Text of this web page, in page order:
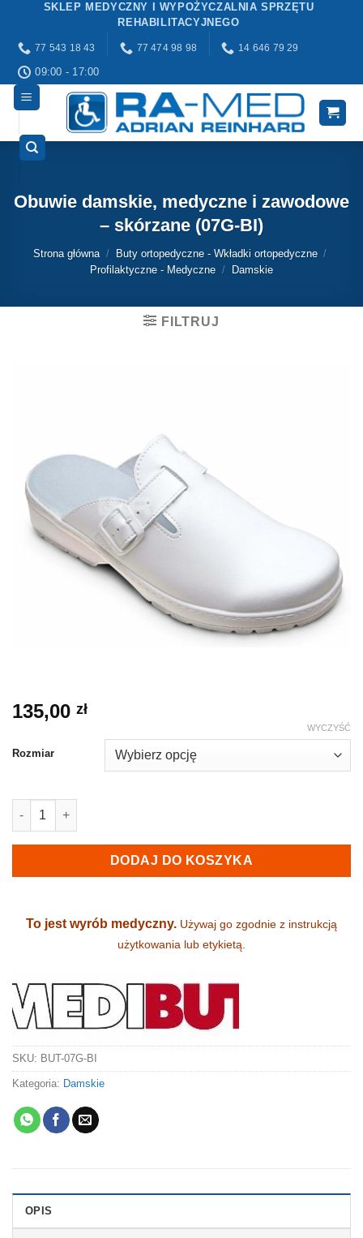
Przewiń
zawartości
SKLEP MEDYCZNY I WYPOŻYCZALNIA SPRZĘTU
REHABILITACYJNEGO
77 543 18 43 77 474 98 98 14 646 79 29
09:00 - 17:00
Obuwie damskie, medyczne i zawodowe
– skórzane (07G-BI)
Strona główna / Buty ortopedyczne - Wkładki ortopedyczne /
Profilaktyczne - Medyczne / Damskie
FILTRUJ
135,00 zł
Rozmiar
WYCZYŚĆ
ilość Obuwie damskie, medyczne i zawodowe - skórzane (07G-
DODAJ DO KOSZYKA
To jest wyrób medyczny. Używaj go zgodnie z instrukcją
użytkowania lub etykietą.
SKU: BUT-07G-BI
Kategoria: Damskie
OPIS